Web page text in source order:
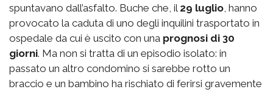
spuntavano dall’asfalto. Buche che, il 29 luglio, hanno
provocato la caduta di uno degli inquilini trasportato in
ospedale da cui è uscito con una prognosi di 30
giorni. Ma non si tratta di un episodio isolato: in
passato un altro condomino si sarebbe rotto un
braccio e un bambino ha rischiato di ferirsi gravemente